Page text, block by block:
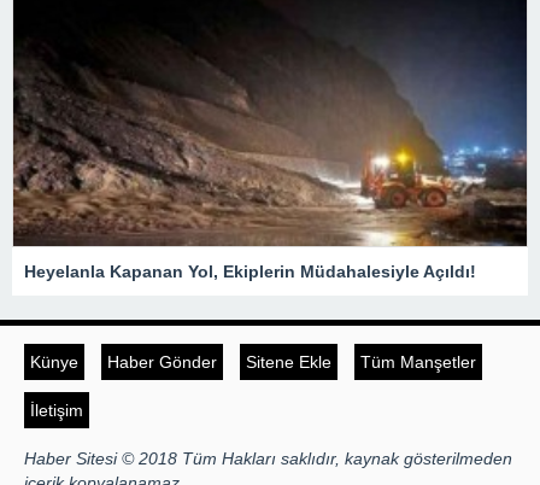
Heyelanla Kapanan Yol, Ekiplerin Müdahalesiyle Açıldı!
Künye Haber Gönder Sitene Ekle Tüm Manşetler
İletişim
Haber Sitesi © 2018 Tüm Hakları saklıdır, kaynak gösterilmeden